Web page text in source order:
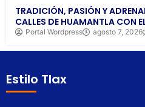
TRADICIÓN, PASIÓN Y
CALLES DE HUAMANTLA CON
Portal Wordpress agosto 7, 2026
Estilo Tlax